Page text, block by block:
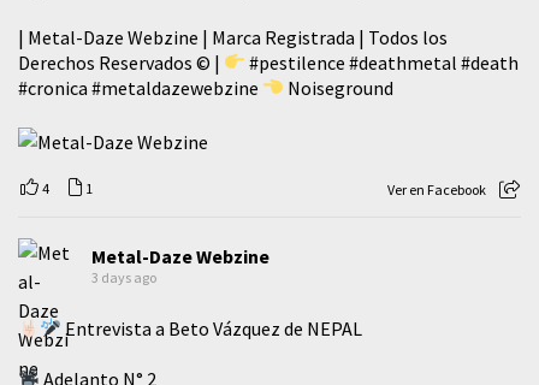
| Metal-Daze Webzine | Marca Registrada | Todos los
Derechos Reservados © |
#pestilence #deathmetal #death
#cronica #metaldazewebzine Noiseground
4 1 Ver en Facebook
Metal-Daze Webzine
3 days ago
Entrevista a Beto Vázquez de NEPAL
Adelanto N° 2